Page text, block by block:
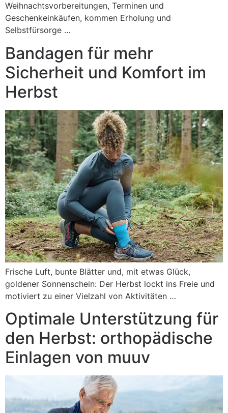
Weihnachtsvorbereitungen, Terminen und
Geschenkeinkäufen, kommen Erholung und
Selbstfürsorge …
Bandagen für mehr
Sicherheit und Komfort im
Herbst
Frische Luft, bunte Blätter und, mit etwas Glück,
goldener Sonnenschein: Der Herbst lockt ins Freie und
motiviert zu einer Vielzahl von Aktivitäten …
Optimale Unterstützung für
den Herbst: orthopädische
Einlagen von muuv